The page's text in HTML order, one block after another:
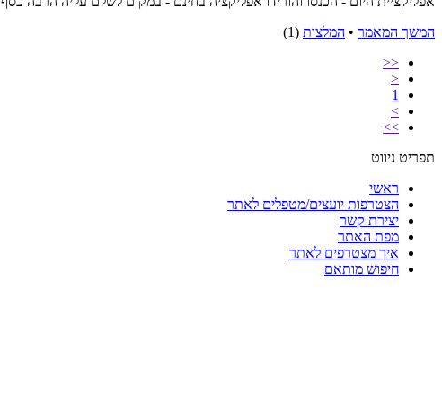
המשך המאמר • המלצות (1)
<<
<
1
>
>>
תפריט ניווט
ראשי
הצטרפות יועצים/מטפלים לאתר
יצירת קשר
מפת האתר
איך מצטרפים לאתר
חיפוש מותאם